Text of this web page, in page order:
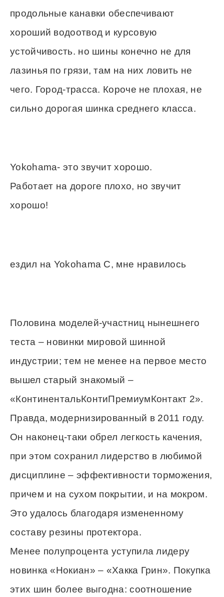
продольные канавки обеспечивают
хороший водоотвод и курсовую
устойчивость. но шины конечно не для
лазинья по грязи, там на них ловить не
чего. Город-трасса. Короче не плохая, не
сильно дорогая шинка среднего класса.
Yokohama- это звучит хорошо.
Работает на дороге плохо, но звучит
хорошо!
ездил на Yokohama C, мне нравилось
Половина моделей-участниц нынешнего
теста – новинки мировой шинной
индустрии; тем не менее на первое место
вышел старый знакомый –
«КонтинентальКонтиПремиумКонтакт 2».
Правда, модернизированный в 2011 году.
Он наконец-таки обрел легкость качения,
при этом сохранил лидерство в любимой
дисциплине – эффективности торможения,
причем и на сухом покрытии, и на мокром.
Это удалось благодаря измененному
составу резины протектора.
Менее полупроцента уступила лидеру
новинка «Нокиан» – «Хакка Грин». Покупка
этих шин более выгодна: соотношение